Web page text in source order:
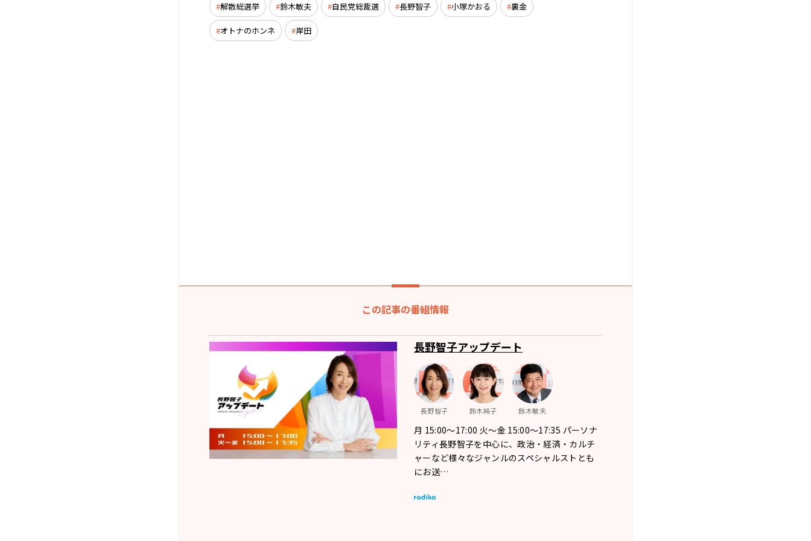
解散総選挙 鈴木敏夫 自民党総裁選 長野智子 小塚かおる 裏金
オトナのホンネ 岸田
この記事の番組情報
長野智子アップデート
長野智子 鈴木純子 鈴木敏夫
月 15:00～17:00 火～金 15:00～17:35 パーソナ
リティ長野智子を中心に、政治・経済・カルチ
ャーなど様々なジャンルのスペシャルストとも
にお送…